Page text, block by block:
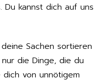
Du kannst dich auf uns
Sachen sortieren
die Dinge, die du
von unnötigem